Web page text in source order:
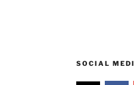
SOCIAL